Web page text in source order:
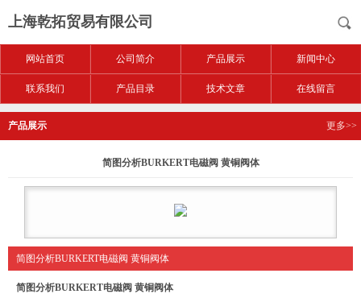
上海乾拓贸易有限公司
网站首页 公司简介 产品展示 新闻中心
联系我们 产品目录 技术文章 在线留言
产品展示 更多>>
简图分析BURKERT电磁阀 黄铜阀体
简图分析BURKERT电磁阀 黄铜阀体
简图分析BURKERT电磁阀 黄铜阀体